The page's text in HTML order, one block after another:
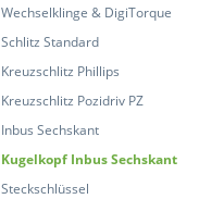
Wechselklinge & DigiTorque
Schlitz Standard
Kreuzschlitz Phillips
Kreuzschlitz Pozidriv PZ
Inbus Sechskant
Kugelkopf Inbus Sechskant
Steckschlüssel